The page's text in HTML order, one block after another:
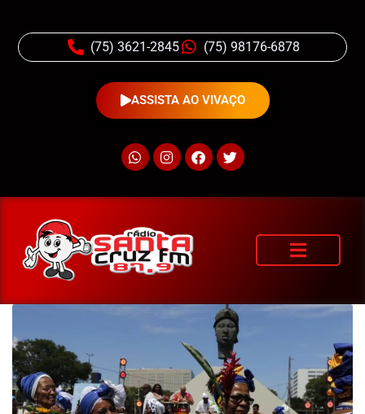
(75) 3621-2845 (75) 98176-6878
ASSISTA AO VIVAÇO